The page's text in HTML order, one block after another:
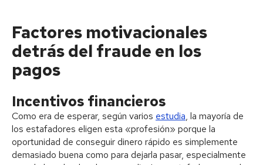
Factores motivacionales
detrás del fraude en los
pagos
Incentivos financieros
Como era de esperar, según varios estudia, la mayoría de
los estafadores eligen esta «profesión» porque la
oportunidad de conseguir dinero rápido es simplemente
demasiado buena como para dejarla pasar, especialmente